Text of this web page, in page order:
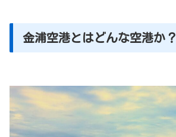
金浦空港とはどんな空港か？